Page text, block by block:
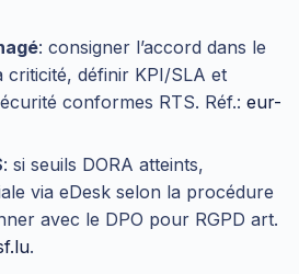
: consigner l’accord dans le
criticité, définir KPI/SLA et
conformes RTS. Réf.: eur-
: si seuils DORA atteints,
via eDesk selon la procédure
avec le DPO pour RGPD art.
.